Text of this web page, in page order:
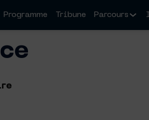
Programme Tribune Parcours